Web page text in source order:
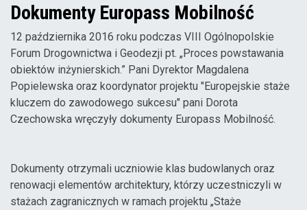
Dokumenty Europass Mobilność
12 października 2016 roku podczas VIII Ogólnopolskie
Forum Drogownictwa i Geodezji pt. „Proces powstawania
obiektów inżynierskich.” Pani Dyrektor Magdalena
Popielewska oraz koordynator projektu "Europejskie staże
kluczem do zawodowego sukcesu" pani Dorota
Czechowska wręczyły dokumenty Europass Mobilność.
Dokumenty otrzymali uczniowie klas budowlanych oraz
renowacji elementów architektury, którzy uczestniczyli w
stażach zagranicznych w ramach projektu „Staże